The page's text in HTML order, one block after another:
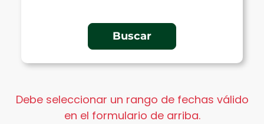
Debe seleccionar un rango de fechas válido
en el formulario de arriba.